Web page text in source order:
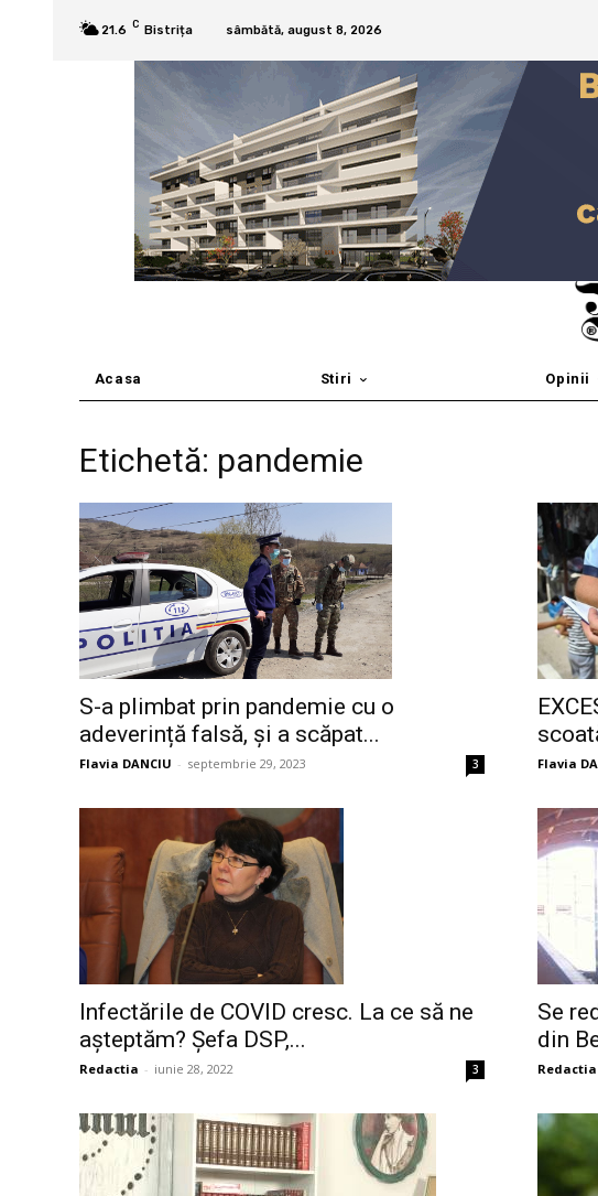
21.6 C Bistrița sâmbătă, august 8, 2026
Acasa Stiri Opinii
Etichetă: pandemie
S-a plimbat prin pandemie cu o
adeverință falsă, și a scăpat...
Flavia DANCIU - septembrie 29, 2023 3 Flavia
Infectările de COVID cresc. La ce să ne
așteptăm? Șefa DSP,...
Redactia - iunie 28, 2022 3
Se
din
Redactia